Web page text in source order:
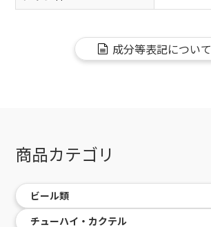
成分等表記について
商品カテゴリ
ビール類
チューハイ・カクテル